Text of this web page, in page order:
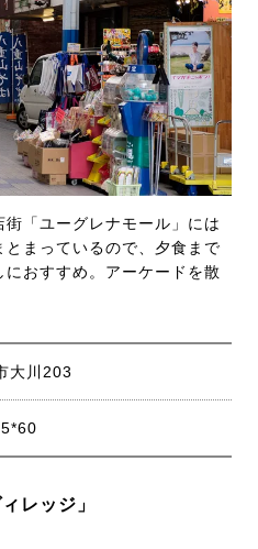
「ユーグレナモール」には
まっているので、夕食まで
おすすめ。アーケードを散
大川203
レッジ」